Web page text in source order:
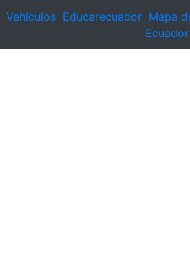
Vehículos Educarecuador Mapa
Ecuador